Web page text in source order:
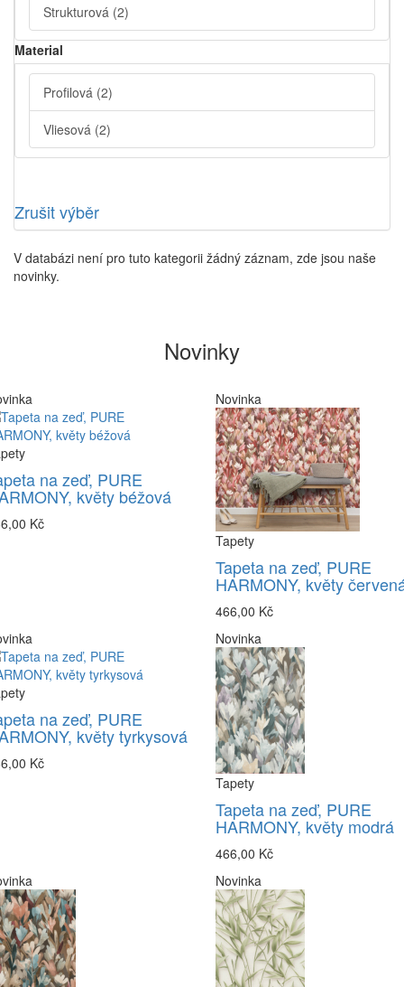
Strukturová (2)
Material
Profilová (2)
Vliesová (2)
Zrušit výběr
V databázi není pro tuto kategorii žádný záznam, zde jsou naše
novinky.
Novinky
na zeď, PURE
květy béžová
Kč
Novinka
Tapety
Tapeta na zeď, PURE
HARMONY, květy
466,00 Kč
na zeď, PURE
květy tyrkysová
Kč
Novinka
Tapety
Tapeta na zeď, PURE
HARMONY, květy modrá
466,00 Kč
Novinka